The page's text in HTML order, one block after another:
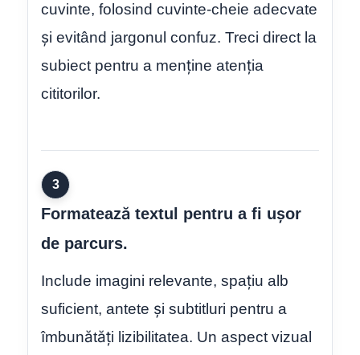
cuvinte, folosind cuvinte-cheie adecvate
și evitând jargonul confuz. Treci direct la
subiect pentru a menține atenția
cititorilor.
3
Formatează textul pentru a fi ușor
de parcurs.
Include imagini relevante, spațiu alb
suficient, antete și subtitluri pentru a
îmbunătăți lizibilitatea. Un aspect vizual